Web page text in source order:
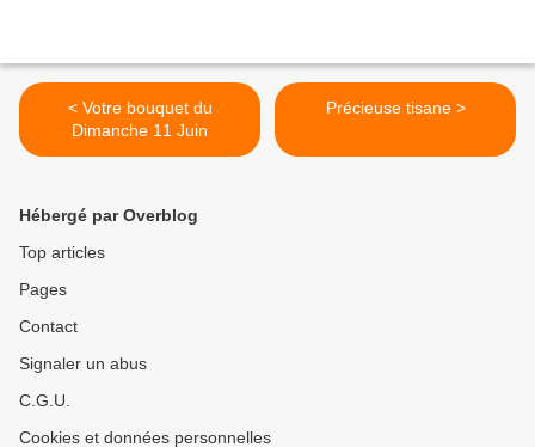
< Votre bouquet du
Dimanche 11 Juin
Précieuse tisane >
Hébergé par Overblog
Top articles
Pages
Contact
Signaler un abus
C.G.U.
Cookies et données personnelles